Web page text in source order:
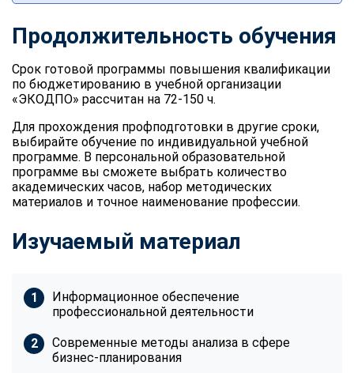
Продолжительность обучения
Срок готовой программы повышения квалификации
по бюджетированию в учебной организации
«ЭКОДПО» рассчитан на 72-150 ч.
Для прохождения профподготовки в другие сроки,
выбирайте обучение по индивидуальной учебной
программе. В персональной образовательной
программе вы сможете выбрать количество
академических часов, набор методических
материалов и точное наименование профессии.
Изучаемый материал
Информационное обеспечение
профессиональной деятельности
Современные методы анализа в сфере
бизнес-планирования